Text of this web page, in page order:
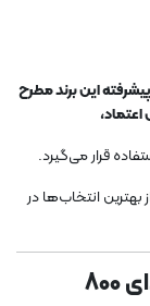
و پیشرفته این برند مطرح
اعتماد،
قرار می‌گیرد.
انتخاب‌ها در